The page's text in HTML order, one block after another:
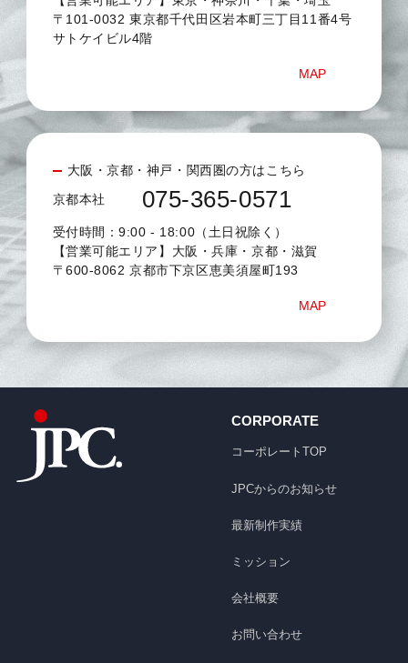
〒101-0032 東京都千代田区岩本町三丁目11番4号
サトケイビル4階
MAP
大阪・京都・神戸・関西圏の方はこちら
京都本社 075-365-0571
受付時間：9:00 - 18:00（土日祝除く）
【営業可能エリア】大阪・兵庫・京都・滋賀
〒600-8062 京都市下京区恵美須屋町193
MAP
CORPORATE
コーポレートTOP
JPCからのお知らせ
最新制作実績
ミッション
会社概要
お問い合わせ